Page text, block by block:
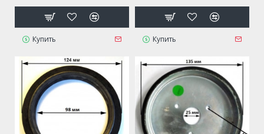
Купить Купить